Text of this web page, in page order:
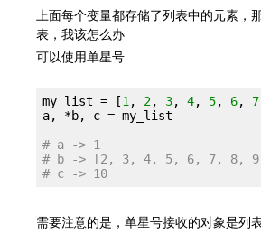
上面每个变量都存储了列表中的元素，
表，我该怎么办
可以使用单星号
my_list = [1 , 2, 3, 4, 5, 6, 7
a, *b, c = my_list
# a -> 1
# b -> [2, 3, 4, 5, 6, 7, 8,
# c -> 10
需要注意的是，单星号接收的对象是列